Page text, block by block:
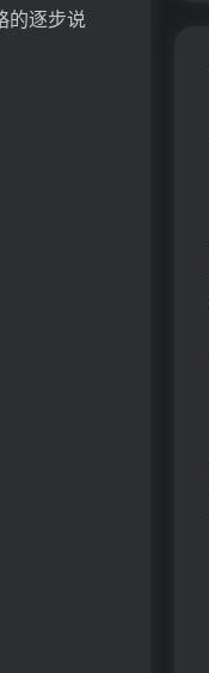
的逐步说